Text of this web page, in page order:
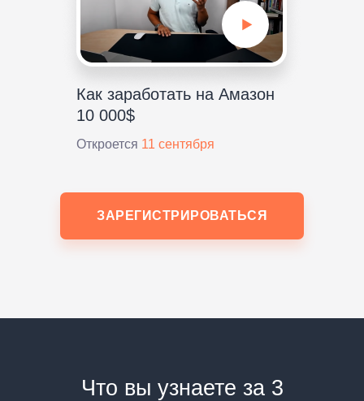
ЗАРЕГИСТРИРОВАТЬСЯ
Откроется 11 сентября
Как заработать на Амазон
10 000$
Что вы узнаете за 3